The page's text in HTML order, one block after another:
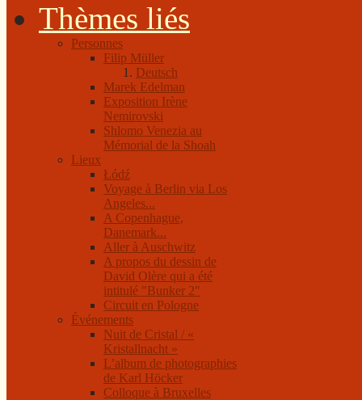
Thèmes liés
Personnes
Filip Müller
Deutsch
Marek Edelman
Exposition Irène
Nemirovski
Shlomo Venezia au
Mémorial de la Shoah
Lieux
Łódź
Voyage à Berlin via Los
Angeles...
A Copenhague,
Danemark...
Aller à Auschwitz
A propos du dessin de
David Olère qui a été
intitulé "Bunker 2"
Circuit en Pologne
Événements
Nuit de Cristal / «
Kristallnacht »
L’album de photographies
de Karl Höcker
Colloque à Bruxelles